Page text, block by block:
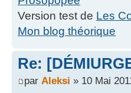
Version test de Les
Mon blog théorique
Re:
par Aleksi » 10 Mai